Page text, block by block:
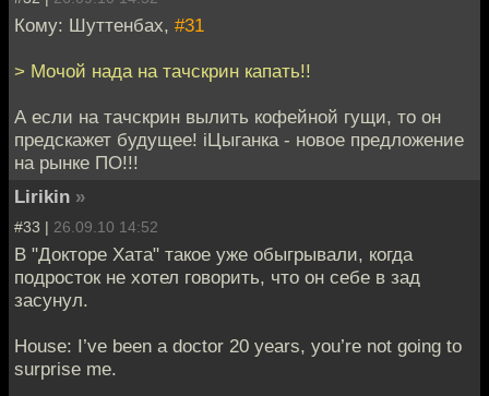
Кому: Шуттенбах, #31
> Мочой нада на тачскрин капать!!
А если на тачскрин вылить кофейной гущи, то он
предскажет будущее! iЦыганка - новое предложение
на рынке ПО!!!
Lirikin »
#33 | 26.09.10 14:52
В "Докторе Хата" такое уже обыгрывали, когда
подросток не хотел говорить, что он себе в зад
засунул.
House: I’ve been a doctor 20 years, you’re not going to
surprise me.